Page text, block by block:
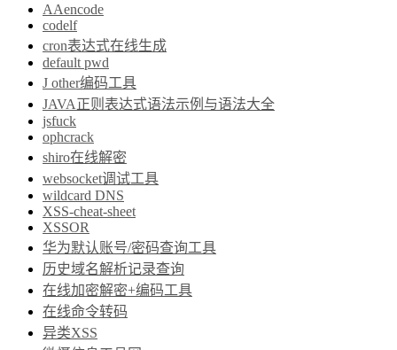
AAencode
codelf
cron表达式在线生成
default pwd
J other编码工具
JAVA正则表达式语法示例与语法大全
jsfuck
ophcrack
shiro在线解密
websocket调试工具
wildcard DNS
XSS-cheat-sheet
XSSOR
华为默认账号/密码查询工具
历史域名解析记录查询
在线加密解密+编码工具
在线命令转码
异类XSS